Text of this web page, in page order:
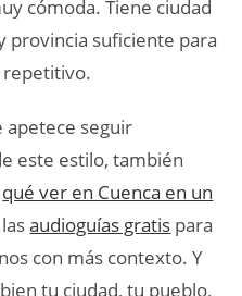
sobre qué
para una escapada
que es uno de
muy bien en formato